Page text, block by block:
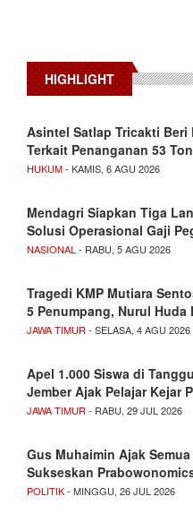
HIGHLIGHT
Asintel Satlap Tricakti Beri
Terkait Penanganan 53
HUKUM- KAMIS, 6 AGU 2026
Mendagri Siapkan Tiga
Solusi Operasional Gaji
NASIONAL - RABU, 5 AGU 2026
Tragedi KMP Mutiara
5 Penumpang, Nurul
JAWA TIMUR - SELASA, 4 AGU 2026
Apel 1.000 Siswa di
Jember Ajak Pelajar Kejar
JAWA TIMUR - RABU, 29 JUL 2026
Gus Muhaimin Ajak
Sukseskan
POLITIK- MINGGU, 26 JUL 2026